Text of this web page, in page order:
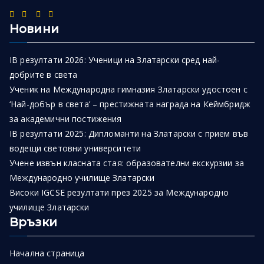
Новини
IB резултати 2026: Ученици на Златарски сред най-
добрите в света
Ученик на Международна гимназия Златарски удостоен с
‘Най-добър в света’ – престижната награда на Кеймбридж
за академични постижения
IB резултати 2025: Дипломанти на Златарски с прием във
водещи световни университети
Учене извън класната стая: образователни екскурзии за
Международно училище Златарски
Високи IGCSE резултати през 2025 за Международно
училище Златарски
Връзки
Начална страница